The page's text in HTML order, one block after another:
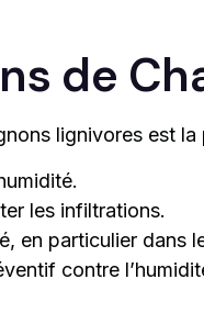
de
lignivores est la
les infiltrations.
particulier dans
contre